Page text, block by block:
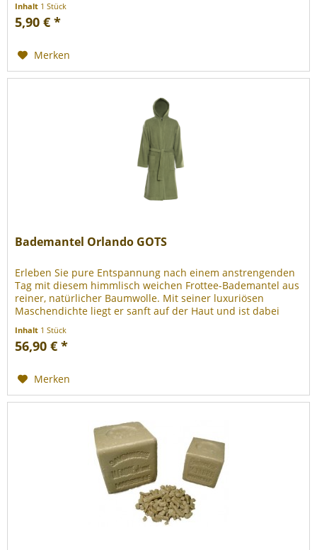
Inhalt 1 Stück
5,90 € *
Merken
Bademantel Orlando GOTS
Erleben Sie pure Entspannung nach einem anstrengenden
Tag mit diesem himmlisch weichen Frottee-Bademantel aus
reiner, natürlicher Baumwolle. Mit seiner luxuriösen
Maschendichte liegt er sanft auf der Haut und ist dabei
Inhalt 1 Stück
56,90 € *
Merken